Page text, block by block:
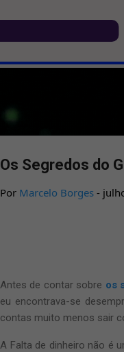
Os Segredos do
Por Marcelo Borges -
Antes de contar sobre os
eu encontrava-se
contas muito menos sair
A Falta de dinheiro não é